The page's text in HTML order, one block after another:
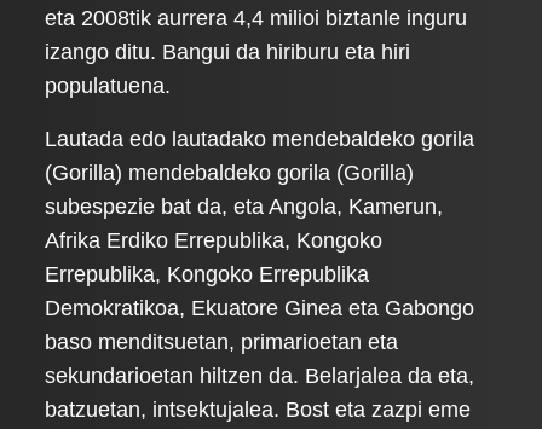
eta 2008tik aurrera 4,4 milioi biztanle inguru
izango ditu. Bangui da hiriburu eta hiri
populatuena.
Lautada edo lautadako mendebaldeko gorila
(Gorilla) mendebaldeko gorila (Gorilla)
subespezie bat da, eta Angola, Kamerun,
Afrika Erdiko Errepublika, Kongoko
Errepublika, Kongoko Errepublika
Demokratikoa, Ekuatore Ginea eta Gabongo
baso menditsuetan, primarioetan eta
sekundarioetan hiltzen da. Belarjalea da eta,
batzuetan, intsektujalea. Bost eta zazpi eme